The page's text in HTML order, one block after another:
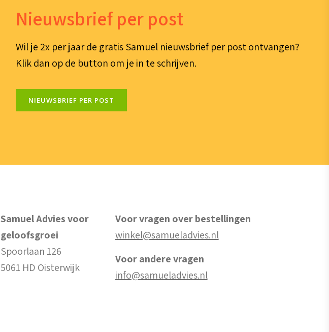
Nieuwsbrief per post
Wil je 2x per jaar de gratis Samuel nieuwsbrief per post ontvangen?
Klik dan op de button om je in te schrijven.
NIEUWSBRIEF PER POST
Samuel Advies voor
geloofsgroei
Spoorlaan 126
5061 HD Oisterwijk
Voor vragen over bestellingen
winkel@samueladvies.nl
Voor andere vragen
info@samueladvies.nl